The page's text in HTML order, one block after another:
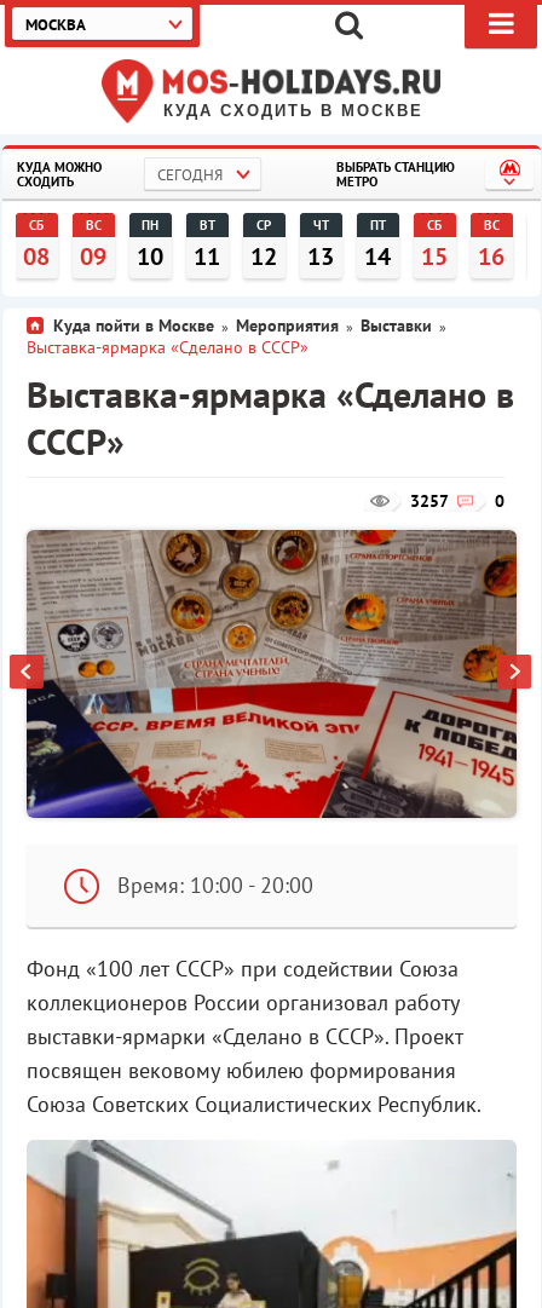
КУДА СХОДИТЬ В МОСКВЕ
МОСКВА
КУДА МОЖНО
СХОДИТЬ
СЕГОДНЯ
ВЫБРАТЬ СТАНЦИЮ
МЕТРО
СБ
08
ВС
09
ПН
10
ВТ
11
СР
12
ЧТ
13
ПТ
14
СБ
15
ВС
16
Куда пойти в Москве » Мероприятия » Выставки »
Выставка-ярмарка «Сделано в СССР»
Выставка-ярмарка «Сделано в
СССР»
0
3257
Время: 10:00 - 20:00
Фонд «100 лет СССР» при содействии Союза
коллекционеров России организовал работу
выставки-ярмарки «Сделано в СССР». Проект
посвящен вековому юбилею формирования
Союза Советских Социалистических Республик.